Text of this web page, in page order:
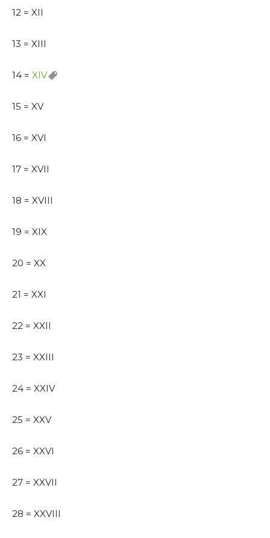
12 = XII
13 = XIII
14 = XIV
15 = XV
16 = XVI
17 = XVII
18 = XVIII
19 = XIX
20 = XX
21 = XXI
22 = XXII
23 = XXIII
24 = XXIV
25 = XXV
26 = XXVI
27 = XXVII
28 = XXVIII